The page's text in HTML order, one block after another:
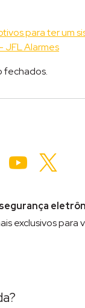
para ter um
JFL Alarmes
fechados.
YouTube
exclusivos para